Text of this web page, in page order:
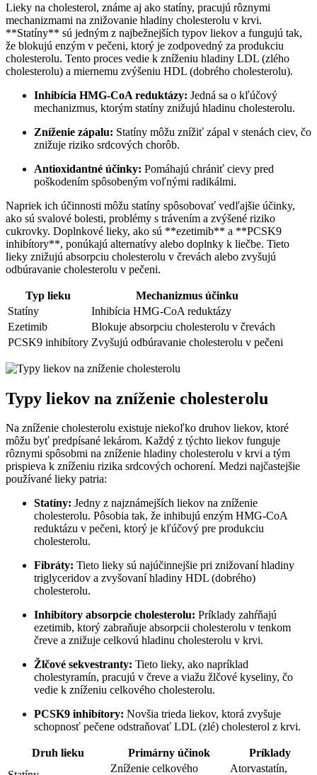
Lieky na cholesterol, známe aj ako statíny, pracujú rôznymi
mechanizmami na znižovanie hladiny cholesterolu v krvi.
**Statíny** sú jedným z najbežnejších typov liekov a fungujú tak,
že blokujú enzým v pečeni, ktorý je zodpovedný za produkciu
cholesterolu. Tento proces vedie k zníženiu hladiny LDL (zlého
cholesterolu) a miernemu zvýšeniu HDL (dobrého cholesterolu).
Inhibícia HMG-CoA reduktázy: Jedná sa o kľúčový
mechanizmus, ktorým statíny znižujú hladinu cholesterolu.
Zníženie zápalu: Statíny môžu znížiť zápal v stenách ciev, čo
znižuje riziko srdcových chorôb.
Antioxidantné účinky: Pomáhajú chrániť cievy pred
poškodením spôsobeným voľnými radikálmi.
Napriek ich účinnosti môžu statíny spôsobovať vedľajšie účinky,
ako sú svalové bolesti, problémy s trávením a zvýšené riziko
cukrovky. Doplnkové lieky, ako sú **ezetimib** a **PCSK9
inhibítory**, ponúkajú alternatívy alebo doplnky k liečbe. Tieto
lieky znižujú absorpciu cholesterolu v črevách alebo zvyšujú
odbúravanie cholesterolu v pečeni.
Typ lieku
Mechanizmus účinku
Statíny
Inhibícia HMG-CoA reduktázy
Ezetimib
Blokuje absorpciu cholesterolu v črevách
PCSK9 inhibítory Zvyšujú odbúravanie cholesterolu v pečeni
Typy liekov na zníženie cholesterolu
Na zníženie cholesterolu existuje niekoľko druhov liekov, ktoré
môžu byť predpísané lekárom. Každý z týchto liekov funguje
rôznymi spôsobmi na zníženie hladiny cholesterolu v krvi a tým
prispieva k zníženiu rizika srdcových ochorení. Medzi najčastejšie
používané lieky patria:
Statíny: Jedny z najznámejších liekov na zníženie
cholesterolu. Pôsobia tak, že inhibujú enzým HMG-CoA
reduktázu v pečeni, ktorý je kľúčový pre produkciu
cholesterolu.
Fibráty: Tieto lieky sú najúčinnejšie pri znižovaní hladiny
triglyceridov a zvyšovaní hladiny HDL (dobrého)
cholesterolu.
Inhibítory absorpcie cholesterolu: Príklady zahŕňajú
ezetimib, ktorý zabraňuje absorpcii cholesterolu v tenkom
čreve a znižuje celkovú hladinu cholesterolu v krvi.
Žlčové sekvestranty: Tieto lieky, ako napríklad
cholestyramín, pracujú v čreve a viažu žlčové kyseliny, čo
vedie k zníženiu celkového cholesterolu.
PCSK9 inhibítory: Novšia trieda liekov, ktorá zvyšuje
schopnosť pečene odstraňovať LDL (zlé) cholesterol z krvi.
Druh lieku Primárny účinok
Príklady
Zníženie celkového Atorvastatín,